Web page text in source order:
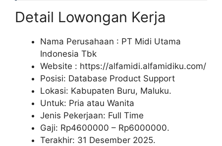
Detail Lowongan Kerja
Nama Perusahaan : PT Midi Utama
Indonesia Tbk
Website : https://alfamidi.alfamidiku.com/
Posisi: Database Product Support
Lokasi: Kabupaten Buru, Maluku.
Untuk: Pria atau Wanita
Jenis Pekerjaan: Full Time
Gaji: Rp4600000 – Rp6000000.
Terakhir: 31 Desember 2025.